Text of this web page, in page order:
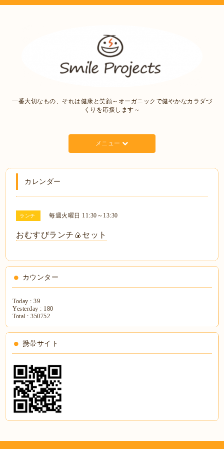
一番大切なもの、それは健康と笑顔～オーガニックで健やかなカラダづ
くりを応援します～
メニュー
カレンダー
ランチ 毎週火曜日 11:30～13:30
おむすびランチ🍙セット
カウンター
Today :39
Yesterday : 180
Total :350752
携帯サイト